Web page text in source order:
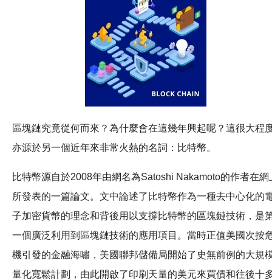
區塊鏈究竟從何而來？為什麼會在這幾年興起呢？這很大程
亦源於另一個近年來非常火熱的名詞：比特幣。
比特幣源自於2008年由網名為Satoshi Nakamoto的作者在網
所發表的一篇論文。文中論述了比特幣作為一種去中心化的
子加密貨幣的理念和背後用以支撐比特幣的區塊鏈技術，是
一個廣泛利用到區塊鏈技術的應用項目。當時正值美國次按
機引發的金融海嘯，美國聯邦儲備局開始了史無前例的大規
量化寬鬆計劃，由此開啟了印刷天量的美元來買債和往後十